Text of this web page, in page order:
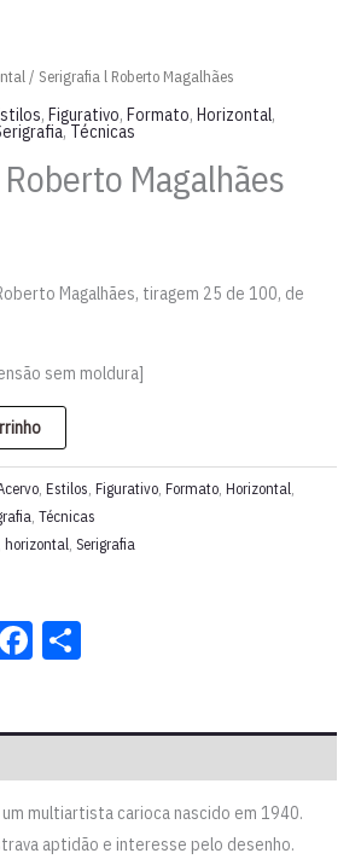
/ Serigrafia l Roberto Magalhães
, Figurativo, Formato, Horizontal,
,Técnicas
Magalhães
Magalhães, tiragem 25 de 100, de
sem moldura]
Estilos Figurativo Formato Horizontal
Técnicas
horizontal Serigrafia
Facebook
multiartista carioca nascido em 1940.
aptidão e interesse pelo desenho.